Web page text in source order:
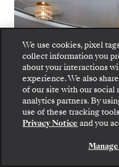
We use cookies, pixel
collect information you
about your interactions
experience. We also
of our site with our social
analytics partners. By
use of these tracking
Privacy Notice and you